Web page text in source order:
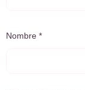
Nombre *